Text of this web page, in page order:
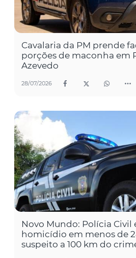
Cavalaria da PM prende
porções de maconha em
Azevedo
28/07/2026
Novo Mundo: Polícia Civil
homicídio em menos de
suspeito a 100 km do